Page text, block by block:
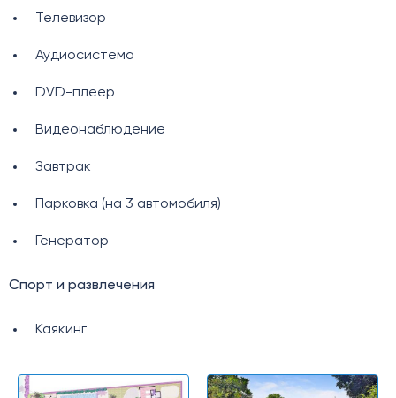
Телевизор
Аудиосистема
DVD-плеер
Видеонаблюдение
Завтрак
Парковка (на 3 автомобиля)
Генератор
Спорт и развлечения
Каякинг